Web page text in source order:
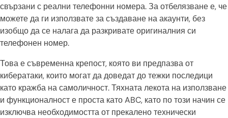
свързани с реални телефонни номера. За отбелязване е, че
можете да ги използвате за създаване на акаунти, без
изобщо да се налага да разкривате оригиналния си
телефонен номер.
Това е съвременна крепост, която ви предпазва от
кибератаки, които могат да доведат до тежки последици
като кражба на самоличност. Тяхната лекота на използване
и функционалност е проста като ABC, като по този начин се
изключва необходимостта от прекалено технически